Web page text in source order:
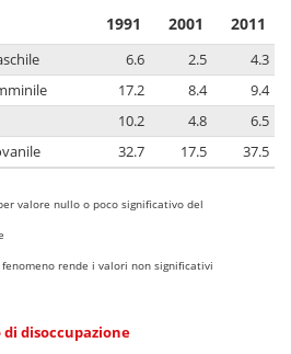
1991 2001 2011
6.6 2.5
4.3
17.2 8.4
9.4
10.2 4.8
6.5
32.7 17.5 37.5
valore nullo o poco significativo del
rende i valori non significativi
di disoccupazione